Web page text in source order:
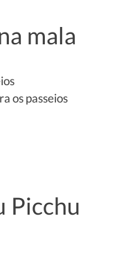
mala
os passeios
Picchu